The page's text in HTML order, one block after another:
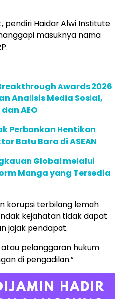
pendiri Haidar Alwi Institute
masuknya nama
Awards 2026
Analisis Media Sosial,
AEO
Perbankan Hentikan
Batu Bara di ASEAN
Global melalui
Manga yang Tersedia
korupsi terbilang lemah
kejahatan tidak dapat
jajak pendapat.
pelanggaran hukum
di pengadilan.”